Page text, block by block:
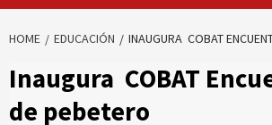
HOME EDUCACIÓN INAUGURA COBAT
Inaugura COBAT
de pebetero